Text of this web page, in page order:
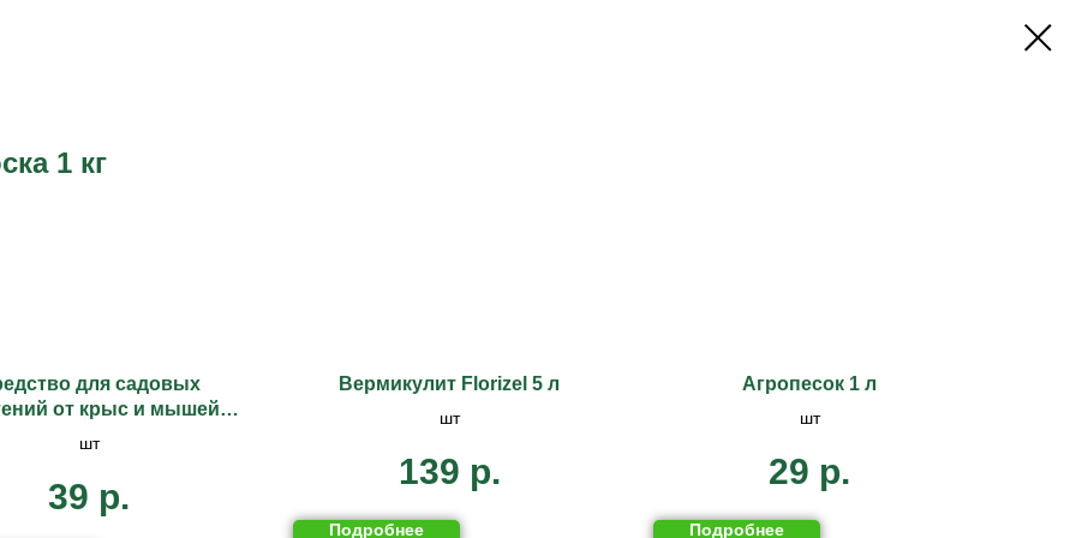
1 кг
для садовых
от крыс и мышей
шт
39 р.
Вермикулит Florizel 5 л
шт
139 р.
Подробнее
Агропесок 1 л
шт
29 р.
Подробнее